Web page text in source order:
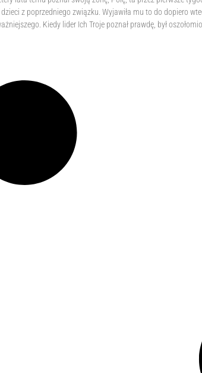
z poprzedniego związku. Wyjawiła mu to do dopiero
Kiedy lider Ich Troje poznał prawdę, był